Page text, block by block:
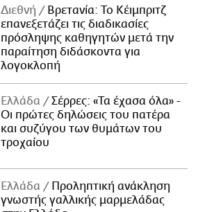
Διεθνή
Βρετανία: Το Κέιμπριτζ
επανεξετάζει τις διαδικασίες
πρόσληψης καθηγητών μετά την
παραίτηση διδάσκοντα για
λογοκλοπή
Ελλάδα
Σέρρες: «Τα έχασα όλα» -
Οι πρώτες δηλώσεις του πατέρα
και συζύγου των θυμάτων του
τροχαίου
Ελλάδα
Προληπτική ανάκληση
γνωστής γαλλικής μαρμελάδας